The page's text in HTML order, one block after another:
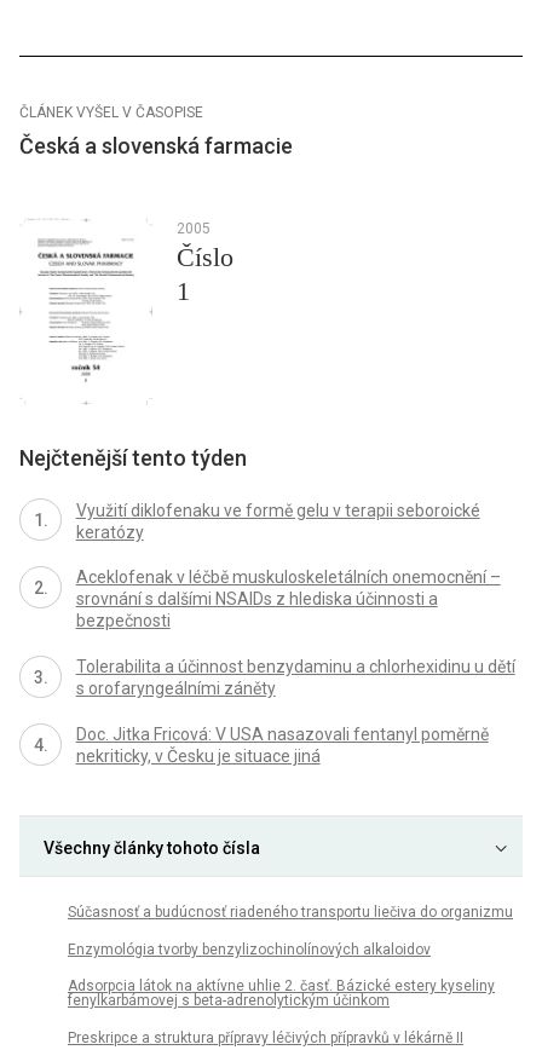
ČLÁNEK VYŠEL V ČASOPISE
Česká a slovenská farmacie
2005
Číslo
1
Nejčtenější tento týden
Využití diklofenaku ve formě gelu v terapii seboroické
keratózy
Aceklofenak v léčbě muskuloskeletálních onemocnění –
srovnání s dalšími NSAIDs z hlediska účinnosti a
bezpečnosti
Tolerabilita a účinnost benzydaminu a chlorhexidinu u dětí
s orofaryngeálními záněty
Doc. Jitka Fricová: V USA nasazovali fentanyl poměrně
nekriticky, v Česku je situace jiná
Všechny články tohoto čísla
Súčasnosť a budúcnosť riadeného transportu liečiva do organizmu
Enzymológia tvorby benzylizochinolínových alkaloidov
Adsorpcia látok na aktívne uhlie 2. časť. Bázické estery kyseliny
fenylkarbámovej s beta-adrenolytickým účinkom
Preskripce a struktura přípravy léčivých přípravků v lékárně II